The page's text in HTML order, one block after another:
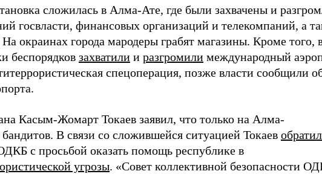
сложилась в Алма-Ате, где были захвачены и
госвласти, финансовых организаций и телекомпаний, а
На окраинах города мародеры грабят магазины. Кроме того,
беспорядков захватили и разгромили международный
спецоперация, позже власти сообщили
Касым-Жомарт Токаев заявил, что только на Алма-
В связи со сложившейся ситуацией Токаев
с просьбой оказать помощь республике в
угрозы. «Совет коллективной безопасности